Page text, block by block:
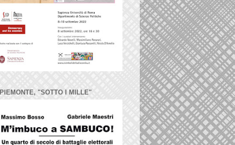
PIEMONTE, "SOTTO I MILLE"